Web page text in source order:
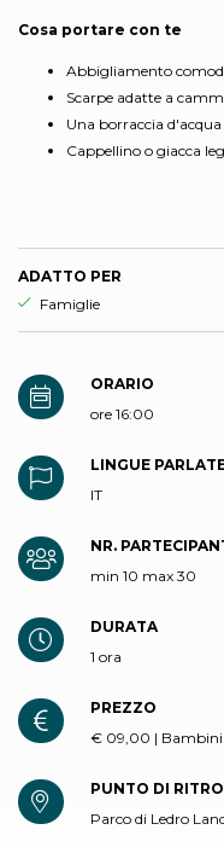
Cosa portare con te
Abbigliamento
Scarpe adatte a
Una borraccia d'acqua
Cappellino o giacca
ADATTO PER
Esperienza adatta per
Famiglie
ORARIO
ore 16:00
LINGUE
IT
NR.
min 10 max 30
DURATA
1 ora
PREZZO
€ 09,00 | Bambini
PUNTO DI
Parco di Ledro